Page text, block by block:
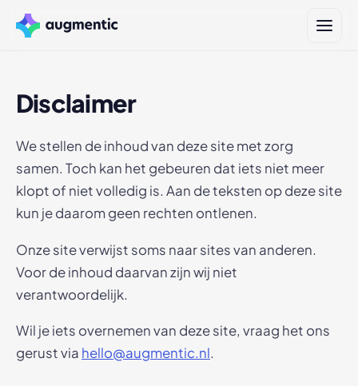
Disclaimer
We stellen de inhoud van deze site met zorg
samen. Toch kan het gebeuren dat iets niet meer
klopt of niet volledig is. Aan de teksten op deze site
kun je daarom geen rechten ontlenen.
Onze site verwijst soms naar sites van anderen.
Voor de inhoud daarvan zijn wij niet
verantwoordelijk.
Wil je iets overnemen van deze site, vraag het ons
gerust via hello@augmentic.nl.